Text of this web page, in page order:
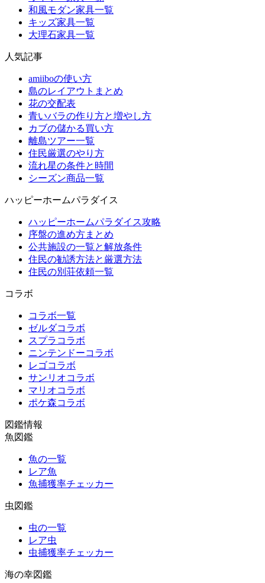
和風モダン家具一覧
キッズ家具一覧
大理石家具一覧
人気記事
amiiboの使い方
島のレイアウトまとめ
花の交配表
青いバラの作り方と増やし方
カブの儲かる買い方
離島ツアー一覧
住民厳選のやり方
流れ星の条件と時間
シーズン商品一覧
ハッピーホームパラダイス
ハッピーホームパラダイス攻略
序盤の進め方まとめ
公共施設の一覧と解放条件
住民の勧誘方法と厳選方法
住民の別荘依頼一覧
コラボ
コラボ一覧
ゼルダコラボ
スプラコラボ
ニンテンドーコラボ
レゴコラボ
サンリオコラボ
マリオコラボ
ポケ森コラボ
図鑑情報
魚図鑑
魚の一覧
レア魚
魚捕獲率チェッカー
虫図鑑
虫の一覧
レア虫
虫捕獲率チェッカー
海の幸図鑑